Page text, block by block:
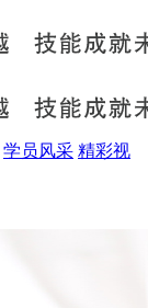
学员风采 精彩视